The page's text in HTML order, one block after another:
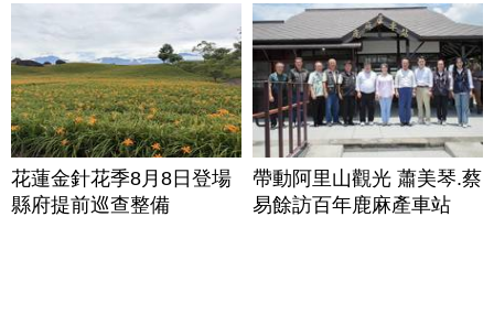
花蓮金針花季8月8日登場
縣府提前巡查整備
帶動阿里山觀光 蕭美琴.蔡
易餘訪百年鹿麻產車站